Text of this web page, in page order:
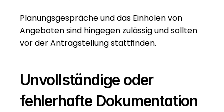
Planungsgespräche und das Einholen von
Angeboten sind hingegen zulässig und sollten
vor der Antragstellung stattfinden.
Unvollständige oder
fehlerhafte Dokumentation